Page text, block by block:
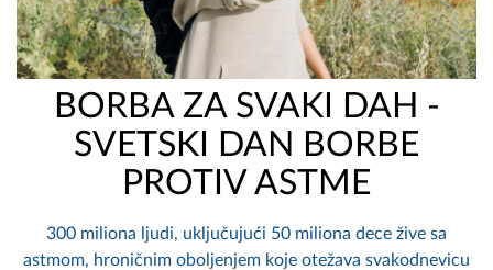
BORBA ZA SVAKI DAH -
SVETSKI DAN BORBE
PROTIV ASTME
300 miliona ljudi, uključujući 50 miliona dece žive sa
astmom, hroničnim oboljenjem koje otežava svakodnevicu